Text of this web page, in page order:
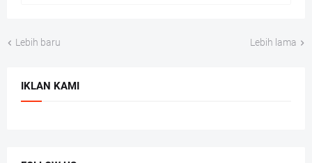
Lebih baru Lebih lama
IKLAN KAMI